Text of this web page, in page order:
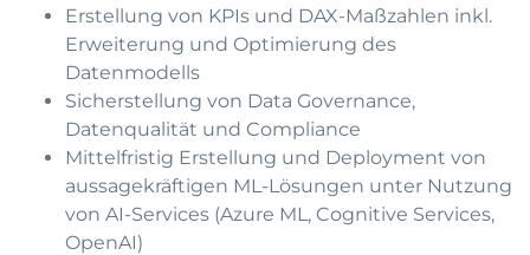
Erstellung von KPIs und DAX-Maßzahlen inkl.
Erweiterung und Optimierung des
Datenmodells
Sicherstellung von Data Governance,
Datenqualität und Compliance
Mittelfristig Erstellung und Deployment von
aussagekräftigen ML-Lösungen unter Nutzung
von AI-Services (Azure ML, Cognitive Services,
OpenAI)